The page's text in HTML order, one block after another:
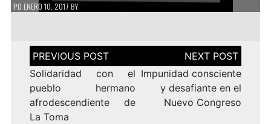
PD ENERO 10, 2017 BY
Navegación
de
entradas
Solidaridad con el
pueblo hermano
afrodescendiente de
La Toma
Impunidad consciente
y desafiante en el
Nuevo Congreso